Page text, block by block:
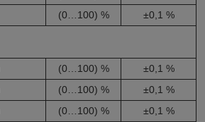
(0…100) % ±0,1 %
(0…100) %
±0,1 %
(0…100) %
±0,1 %
(0…100) %
±0,1 %